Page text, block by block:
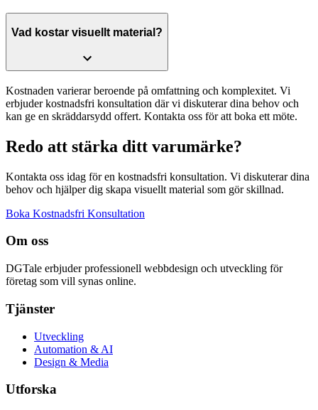
Vad kostar visuellt material?
Kostnaden varierar beroende på omfattning och komplexitet. Vi
erbjuder kostnadsfri konsultation där vi diskuterar dina behov och
kan ge en skräddarsydd offert. Kontakta oss för att boka ett möte.
Redo att stärka ditt varumärke?
Kontakta oss idag för en kostnadsfri konsultation. Vi diskuterar dina
behov och hjälper dig skapa visuellt material som gör skillnad.
Boka Kostnadsfri Konsultation
Om oss
DGTale erbjuder professionell webbdesign och utveckling för
företag som vill synas online.
Tjänster
Utveckling
Automation & AI
Design & Media
Utforska